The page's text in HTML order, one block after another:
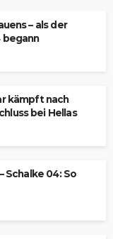
– als der
begann
kämpft nach
bei Hellas
Schalke 04: So